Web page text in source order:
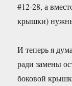
#12-28, а
крышки)
И теперь я
ради замены
боковой